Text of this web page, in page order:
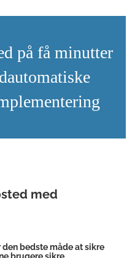
på få minutter
med
bedste måde at sikre